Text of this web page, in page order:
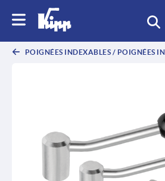
POIGNÉES INDEXABLES / POIGNÉES